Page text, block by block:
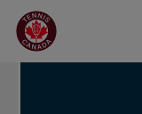
Sauter au menu principal
Sauter au contenu principal
Sauter au pied de page
DANS LES NOUVELLES